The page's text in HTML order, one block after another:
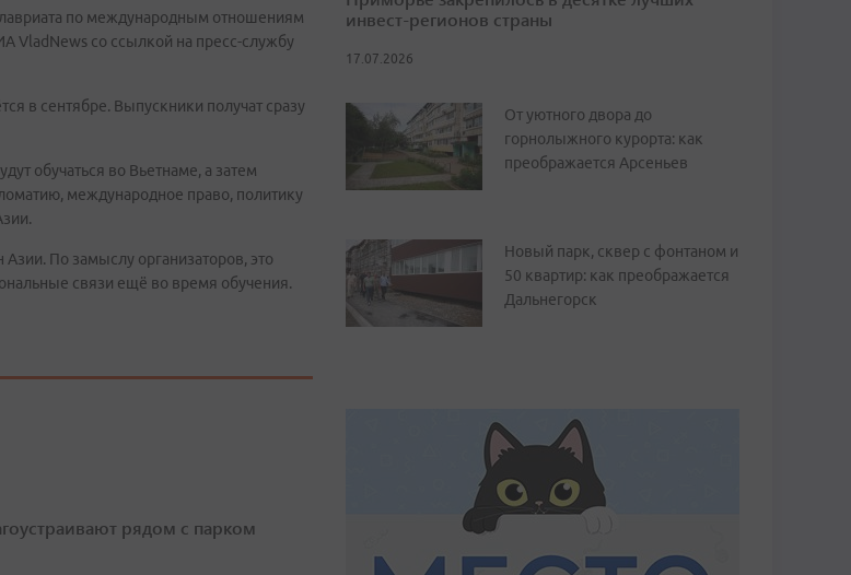
по международным отношениям
VladNews со ссылкой на пресс-службу
в сентябре. Выпускники получат сразу
обучаться во Вьетнаме, а затем
международное право, политику
По замыслу организаторов, это
связи ещё во время обучения.
рядом с парком
инвест-регионов страны
17.07.2026
От уютного двора до
горнолыжного курорта: как
преображается Арсеньев
Новый парк, сквер с фонтаном и
50 квартир: как преображается
Дальнегорск